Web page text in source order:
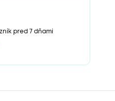
pred 7 dňami